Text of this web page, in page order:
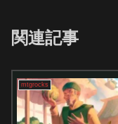
関連記事
mtgrocks